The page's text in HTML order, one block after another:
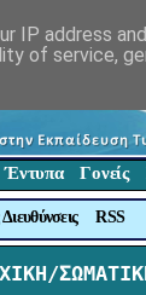
Έντυπα Γονείς
RSS
IP address
of service,